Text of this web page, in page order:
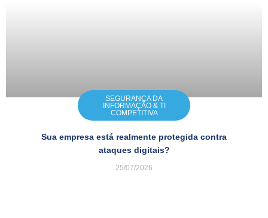
SEGURANÇA DA
INFORMAÇÃO & TI
COMPETITIVA
Sua empresa está realmente protegida contra
ataques digitais?
25/07/2026